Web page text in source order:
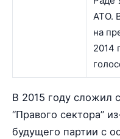
АТО.
на
2014
В 2015 году сложил
“Правого сектора”
будущего партии с